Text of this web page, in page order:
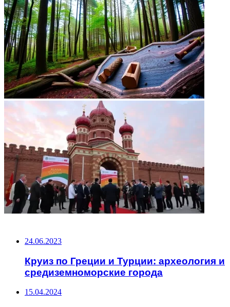
24.06.2023
Круиз по Греции и Турции: археология и
средиземноморские города
15.04.2024